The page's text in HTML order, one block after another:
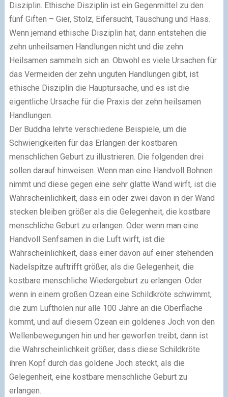
Disziplin. Ethische Disziplin ist ein Gegenmittel zu den
fünf Giften – Gier, Stolz, Eifersucht, Täuschung und Hass.
Wenn jemand ethische Disziplin hat, dann entstehen die
zehn unheilsamen Handlungen nicht und die zehn
Heilsamen sammeln sich an. Obwohl es viele Ursachen für
das Vermeiden der zehn unguten Handlungen gibt, ist
ethische Disziplin die Hauptursache, und es ist die
eigentliche Ursache für die Praxis der zehn heilsamen
Handlungen.
Der Buddha lehrte verschiedene Beispiele, um die
Schwierigkeiten für das Erlangen der kostbaren
menschlichen Geburt zu illustrieren. Die folgenden drei
sollen darauf hinweisen. Wenn man eine Handvoll Bohnen
nimmt und diese gegen eine sehr glatte Wand wirft, ist die
Wahrscheinlichkeit, dass ein oder zwei davon in der Wand
stecken bleiben größer als die Gelegenheit, die kostbare
menschliche Geburt zu erlangen. Oder wenn man eine
Handvoll Senfsamen in die Luft wirft, ist die
Wahrscheinlichkeit, dass einer davon auf einer stehenden
Nadelspitze auftrifft größer, als die Gelegenheit, die
kostbare menschliche Wiedergeburt zu erlangen. Oder
wenn in einem großen Ozean eine Schildkröte schwimmt,
die zum Luftholen nur alle 100 Jahre an die Oberfläche
kommt, und auf diesem Ozean ein goldenes Joch von den
Wellenbewegungen hin und her geworfen treibt, dann ist
die Wahrscheinlichkeit größer, dass diese Schildkröte
ihren Kopf durch das goldene Joch steckt, als die
Gelegenheit, eine kostbare menschliche Geburt zu
erlangen.